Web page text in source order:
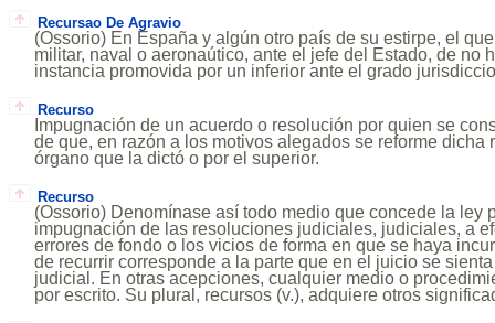
Recursao De Agravio
(Ossorio) En España y algún otro país de su estirpe, el
militar, naval o aeronaútico, ante el jefe del Estado, de no
instancia promovida por un inferior ante el grado
Recurso
Impugnación de un acuerdo o resolución por quien se
de que, en razón a los motivos alegados se reforme dicha
órgano que la dictó o por el superior.
Recurso
(Ossorio) Denomínase así todo medio que concede la ley
impugnación de las resoluciones judiciales, judiciales, a
errores de fondo o los vicios de forma en que se haya
de recurrir corresponde a la parte que en el juicio se
judicial. En otras acepciones, cualquier medio o
por escrito. Su plural, recursos (v.), adquiere otros